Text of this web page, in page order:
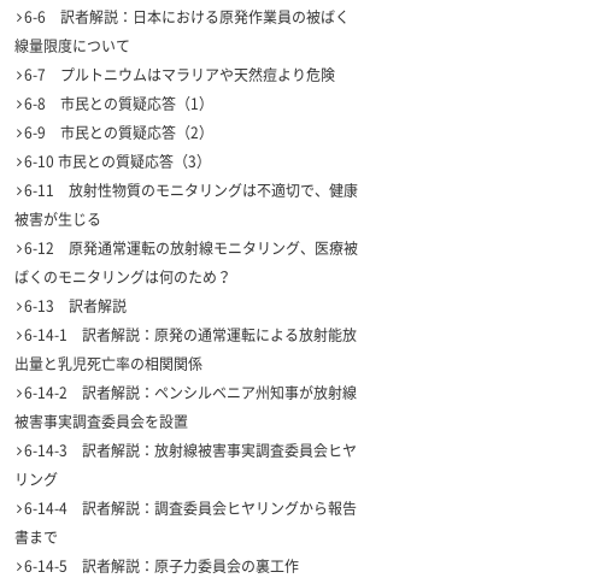
6-6 訳者解説：日本における原発作業員の被ばく
線量限度について
6-7 プルトニウムはマラリアや天然痘より危険
6-8 市民との質疑応答（1）
6-9 市民との質疑応答（2）
6-10 市民との質疑応答（3）
6-11 放射性物質のモニタリングは不適切で、健康
被害が生じる
6-12 原発通常運転の放射線モニタリング、医療被
ばくのモニタリングは何のため？
6-13 訳者解説
6-14-1 訳者解説：原発の通常運転による放射能放
出量と乳児死亡率の相関関係
6-14-2 訳者解説：ペンシルベニア州知事が放射線
被害事実調査委員会を設置
6-14-3 訳者解説：放射線被害事実調査委員会ヒヤ
リング
6-14-4 訳者解説：調査委員会ヒヤリングから報告
書まで
6-14-5 訳者解説：原子力委員会の裏工作